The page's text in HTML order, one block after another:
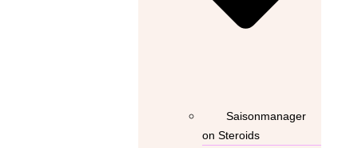
Saisonmanager
on Steroids